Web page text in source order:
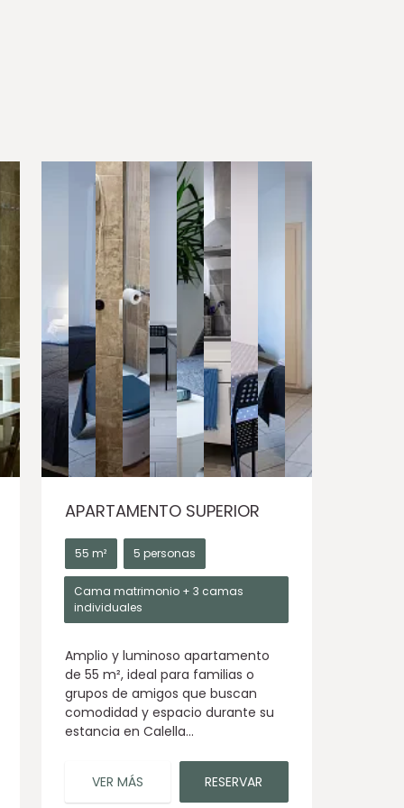
APARTAMENTO SUPERIOR
55 m² 5 personas
Cama matrimonio + 3 camas
individuales
Amplio y luminoso apartamento
de 55 m², ideal para familias o
grupos de amigos que buscan
comodidad y espacio durante su
estancia en Calella...
VER MÁS RESERVAR